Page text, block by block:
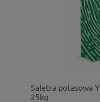
Saletra potasowa
25kg